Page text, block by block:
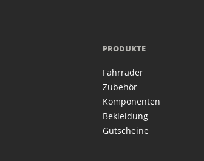
PRODUKTE
Fahrräder
Zubehör
Komponenten
Bekleidung
Gutscheine